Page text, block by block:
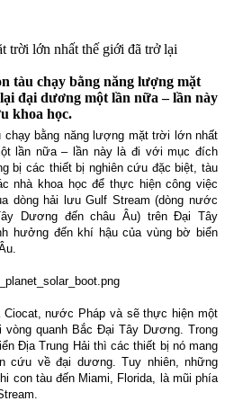
trời lớn nhất thế giới đã trở lại
tàu chạy bằng năng lượng mặt
đại dương một lần nữa – lần này
khoa học.
chạy bằng năng lượng mặt trời lớn nhất
lần nữa – lần này là đi với mục đích
bị các thiết bị nghiên cứu đặc biệt, tàu
nhà khoa học để thực hiện công việc
dòng hải lưu Gulf Stream (dòng nước
Dương đến châu Âu) trên Đại Tây
hưởng đến khí hậu của vùng bờ biển
nước Pháp và sẽ thực hiện một
vòng quanh Bắc Đại Tây Dương. Trong
Địa Trung Hải thì các thiết bị nó mang
cứu về đại dương. Tuy nhiên, những
con tàu đến Miami, Florida, là mũi phía